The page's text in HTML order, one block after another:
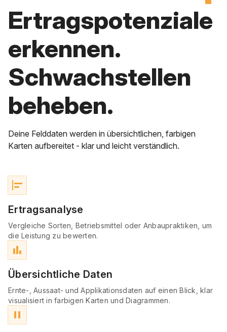
Ertragspotenziale
erkennen.
Schwachstellen
beheben.
Deine Felddaten werden in übersichtlichen, farbigen
Karten aufbereitet - klar und leicht verständlich.
align_horizontal_left
Ertragsanalyse
Vergleiche Sorten, Betriebsmittel oder Anbaupraktiken, um
die Leistung zu bewerten.
bar_chart
Übersichtliche Daten
Ernte-, Aussaat- und Applikationsdaten auf einen Blick, klar
visualisiert in farbigen Karten und Diagrammen.
pause